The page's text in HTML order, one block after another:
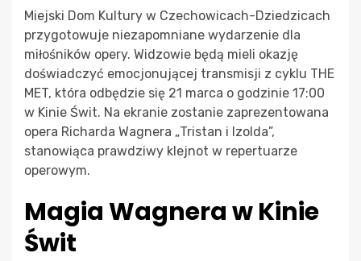
Miejski Dom Kultury w Czechowicach-Dziedzicach
przygotowuje niezapomniane wydarzenie dla
miłośników opery. Widzowie będą mieli okazję
doświadczyć emocjonującej transmisji z cyklu THE
MET, która odbędzie się 21 marca o godzinie 17:00
w Kinie Świt. Na ekranie zostanie zaprezentowana
opera Richarda Wagnera „Tristan i Izolda”,
stanowiąca prawdziwy klejnot w repertuarze
operowym.
Magia Wagnera w Kinie
Świt